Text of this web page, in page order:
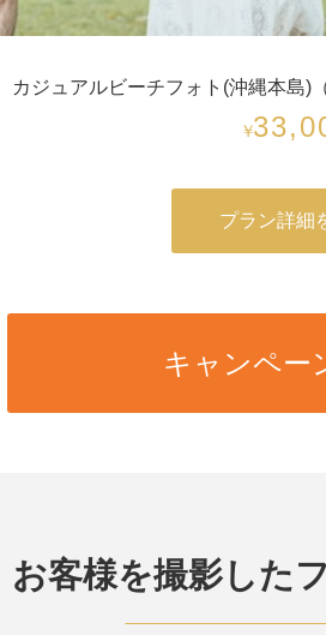
カジュアルビーチフォト(沖縄本島)
￥
プラン詳細
キャンペー
お客様を撮影した